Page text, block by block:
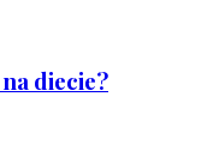
diecie?